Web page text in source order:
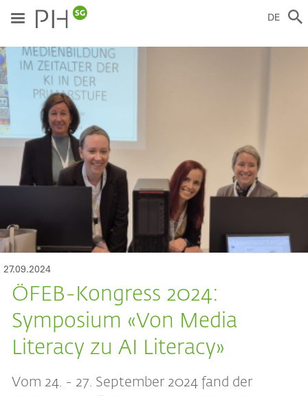
zum
Inhalt
DE
27.09.2024
ÖFEB-Kongress 2024:
Symposium «Von Media
Literacy zu AI Literacy»
Vom 24. - 27. September 2024 fand der